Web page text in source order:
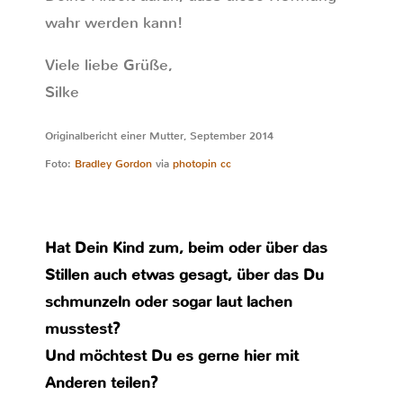
wahr werden kann!
Viele liebe Grüße,
Silke
Originalbericht einer Mutter, September 2014
Foto: Bradley Gordon via photopin cc
Hat Dein Kind zum, beim oder über das
Stillen auch etwas gesagt, über das Du
schmunzeln oder sogar laut lachen
musstest?
Und möchtest Du es gerne hier mit
Anderen teilen?